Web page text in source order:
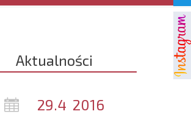
Aktualności
29.4 2016